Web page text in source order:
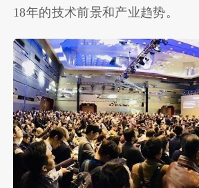
18年的技术前景和产业趋势。